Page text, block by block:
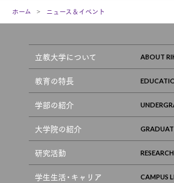
ホーム ニュース＆イベント
立教大学について
教育の特長
学部の紹介
大学院の紹介
研究活動
学生生活・キャリア